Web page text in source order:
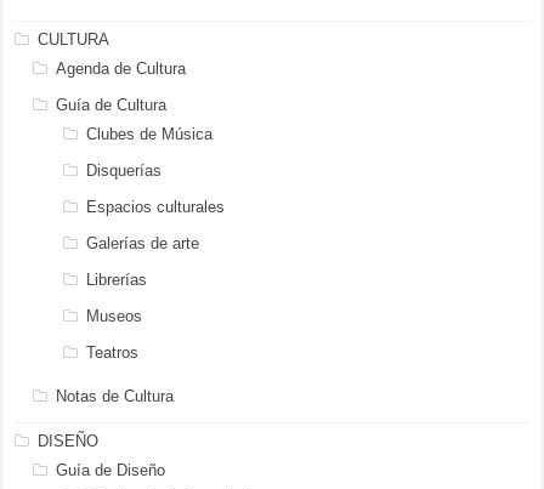
CULTURA
Agenda de Cultura
Guía de Cultura
Clubes de Música
Disquerías
Espacios culturales
Galerías de arte
Librerías
Museos
Teatros
Notas de Cultura
DISEÑO
Guía de Diseño